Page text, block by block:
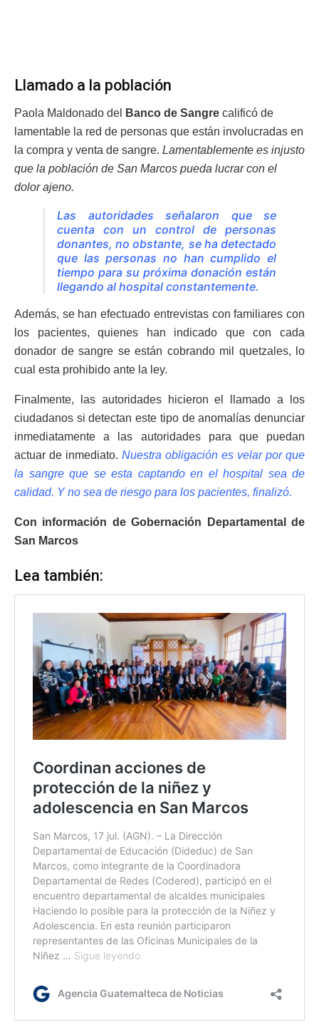
Llamado a la población
Paola Maldonado del Banco de Sangre calificó de
lamentable la red de personas que están involucradas en
la compra y venta de sangre. Lamentablemente es injusto
que la población de San Marcos pueda lucrar con el
dolor ajeno.
Las autoridades señalaron que se
cuenta con un control de personas
donantes, no obstante, se ha detectado
que las personas no han cumplido el
tiempo para su próxima donación están
llegando al hospital constantemente.
Además, se han efectuado entrevistas con familiares con
los pacientes, quienes han indicado que con cada
donador de sangre se están cobrando mil quetzales, lo
cual esta prohibido ante la ley.
Finalmente, las autoridades hicieron el llamado a los
ciudadanos si detectan este tipo de anomalías denunciar
inmediatamente a las autoridades para que puedan
actuar de inmediato. Nuestra obligación es velar por que
la sangre que se esta captando en el hospital sea de
calidad. Y no sea de riesgo para los pacientes, finalizó.
Con información de Gobernación Departamental de
San Marcos
Lea también: